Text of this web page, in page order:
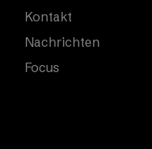
Kontakt
Nachrichten
Focus